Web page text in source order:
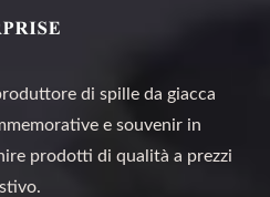
di spille da giacca
e souvenir in
prodotti di qualità a prezzi